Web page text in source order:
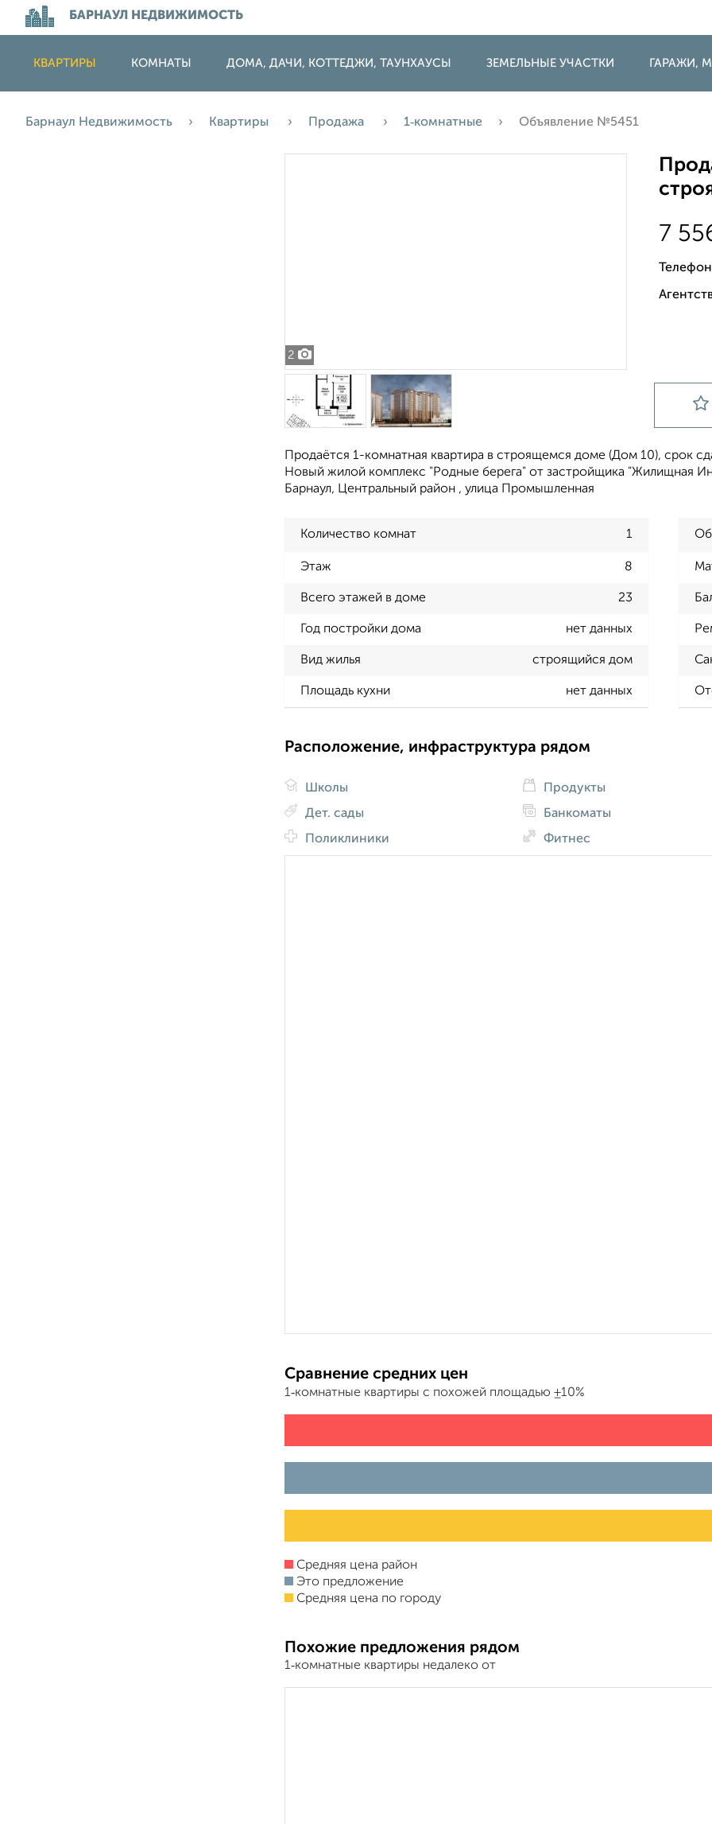
БАРНАУЛ НЕДВИЖИМОСТЬ
КВАРТИРЫ КОМНАТЫ ДОМА, ДАЧИ, КОТТЕДЖИ, ТАУНХАУСЫ ЗЕМЕЛЬНЫЕ УЧАСТКИ ГАРАЖИ,
Барнаул Недвижимость Квартиры Продажа 1‑комнатные Объявление №5451
2
7
Продаётся 1-комнатная квартира в строящемся доме (Дом 10), срок
Новый жилой комплекс "Родные берега" от застройщика "Жилищная
Барнаул, Центральный район , улица Промышленная
Количество комнат 1
Этаж 8
Всего этажей в доме 23
Год постройки дома нет данных
Вид жилья строящийся дом
Площадь кухни нет данных
Расположение, инфраструктура рядом
Школы
Дет. сады
Поликлиники
Продукты
Банкоматы
Фитнес
Сравнение средних цен
1‑комнатные квартиры с похожей площадью ±10%
Средняя цена район
Это предложение
Средняя цена по городу
Похожие предложения рядом
1‑комнатные квартиры недалеко от